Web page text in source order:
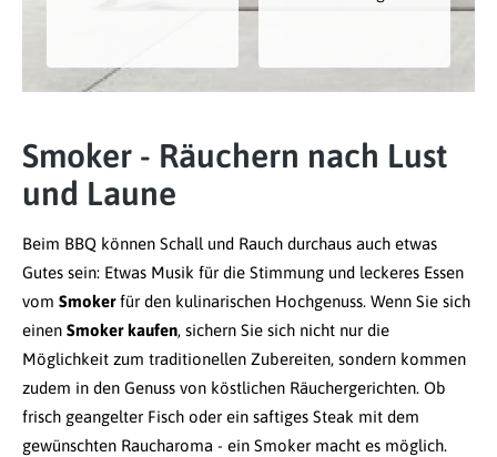
Smoker - Räuchern nach Lust
und Laune
Beim BBQ können Schall und Rauch durchaus auch etwas
Gutes sein: Etwas Musik für die Stimmung und leckeres Essen
vom Smokerfür den kulinarischen Hochgenuss. Wenn Sie sich
einen Smoker kaufen, sichern Sie sich nicht nur die
Möglichkeit zum traditionellen Zubereiten, sondern kommen
zudem in den Genuss von köstlichen Räuchergerichten. Ob
frisch geangelter Fisch oder ein saftiges Steak mit dem
gewünschten Raucharoma - ein Smoker macht es möglich.